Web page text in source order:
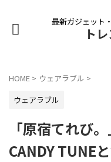
最新ガジェット
ト
HOME > ウェアラブル >
ウェアラブル
「原宿てれび
CANDY TUNE